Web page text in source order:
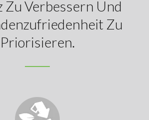
Zu Verbessern Und
Zu
Priorisieren.